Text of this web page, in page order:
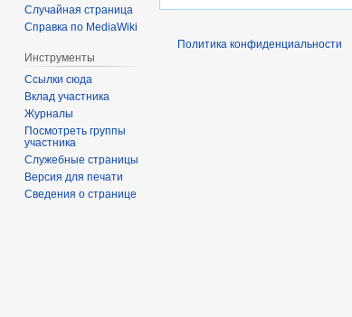
Случайная страница
Справка по MediaWiki
Инструменты
Ссылки сюда
Вклад участника
Журналы
Посмотреть группы
участника
Служебные страницы
Версия для печати
Сведения о странице
Политика конфиденциальности